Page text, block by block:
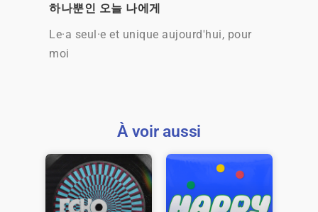
하나뿐인 오늘 나에게
Le·a seul·e et unique aujourd'hui, pour
moi
À voir aussi